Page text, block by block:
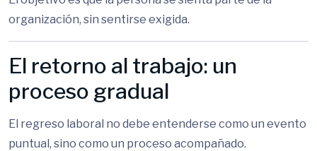
organización, sin sentirse exigida.
El retorno al trabajo: un
proceso gradual
El regreso laboral no debe entenderse como un evento
puntual, sino como un proceso acompañado.